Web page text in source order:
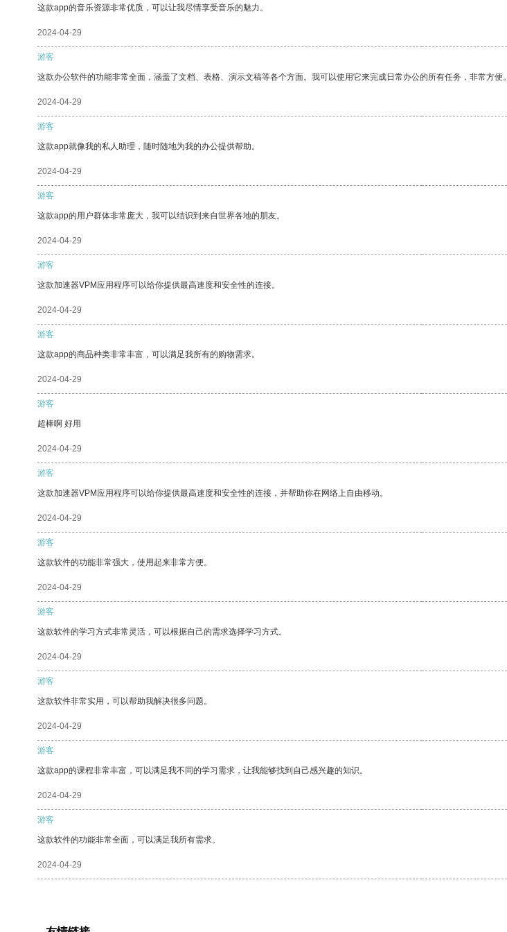
这款app的音乐资源非常优质，可以让我尽情享受音乐的魅力。
2024-04-29
游客
这款办公软件的功能非常全面，涵盖了文档、表格、演示文稿等各个方面。我可以使用它来完成日常办公的所有任务，非常方便。
2024-04-29
游客
这款app就像我的私人助理，随时随地为我的办公提供帮助。
2024-04-29
游客
这款app的用户群体非常庞大，我可以结识到来自世界各地的朋友。
2024-04-29
游客
这款加速器VPM应用程序可以给你提供最高速度和安全性的连接。
2024-04-29
游客
这款app的商品种类非常丰富，可以满足我所有的购物需求。
2024-04-29
游客
超棒啊 好用
2024-04-29
游客
这款加速器VPM应用程序可以给你提供最高速度和安全性的连接，并帮助你在网络上自由移动。
2024-04-29
游客
这款软件的功能非常强大，使用起来非常方便。
2024-04-29
游客
这款软件的学习方式非常灵活，可以根据自己的需求选择学习方式。
2024-04-29
游客
这款软件非常实用，可以帮助我解决很多问题。
2024-04-29
游客
这款app的课程非常丰富，可以满足我不同的学习需求，让我能够找到自己感兴趣的知识。
2024-04-29
游客
这款软件的功能非常全面，可以满足我所有需求。
2024-04-29